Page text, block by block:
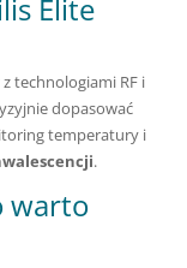
Elite
technologiami RF i
dopasować
temperatury i
.
warto